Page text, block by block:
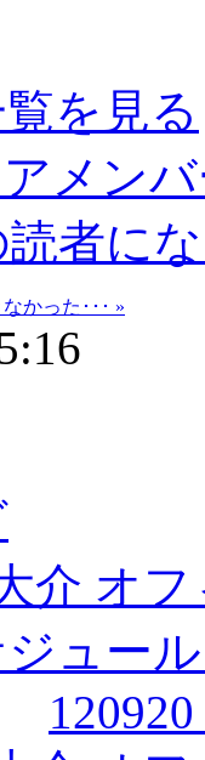
を見る
アメン
者に
かった･･･ »